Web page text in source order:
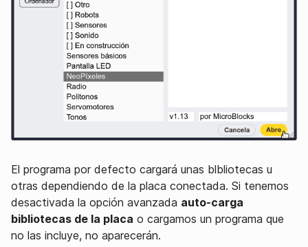
El programa por defecto cargará unas blbliotecas u
otras dependiendo de la placa conectada. Si tenemos
desactivada la opción avanzada auto-carga
bibliotecas de la placa o cargamos un programa que
no las incluye, no aparecerán.